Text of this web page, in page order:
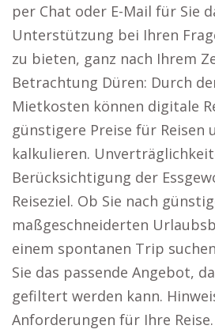
per Chat oder E-Mail für Sie
Unterstützung bei Ihren
zu bieten, ganz nach Ihrem
Betrachtung Düren: Durch
Mietkosten können digitale
günstigere Preise für Reisen
kalkulieren.
Berücksichtigung der
Reiseziel. Ob Sie nach
maßgeschneiderten
einem spontanen Trip
Sie das passende Angebot,
gefiltert werden kann.
Anforderungen für Ihre